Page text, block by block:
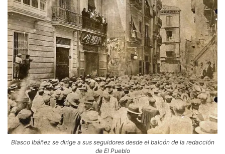
Blasco Ibáñez se dirige a sus seguidores desde el balcón de la redacción
de El Pueblo